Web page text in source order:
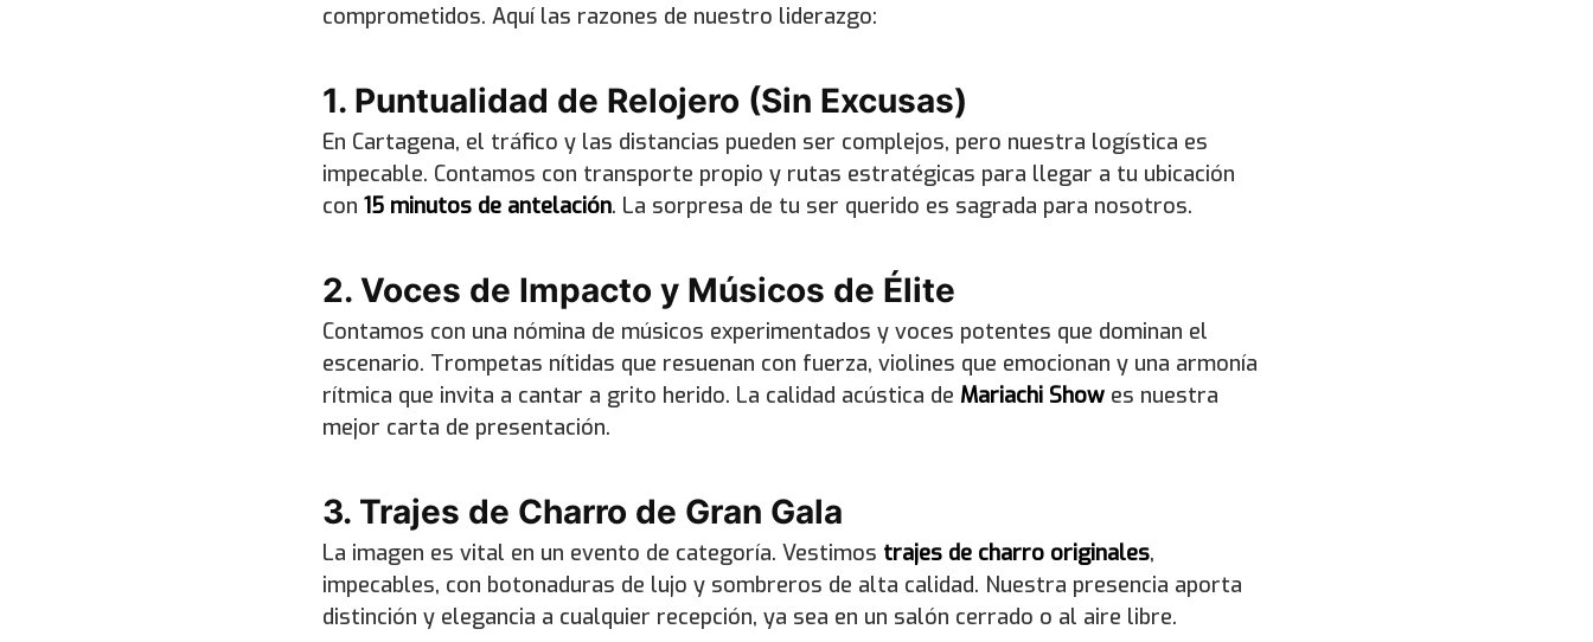
comprometidos. Aquí las razones de nuestro liderazgo:
1. Puntualidad de Relojero (Sin Excusas)
En Cartagena, el tráfico y las distancias pueden ser complejos, pero nuestra logística es
impecable. Contamos con transporte propio y rutas estratégicas para llegar a tu ubicación
con 15 minutos de antelación. La sorpresa de tu ser querido es sagrada para nosotros.
2. Voces de Impacto y Músicos de Élite
Contamos con una nómina de músicos experimentados y voces potentes que dominan el
escenario. Trompetas nítidas que resuenan con fuerza, violines que emocionan y una armonía
rítmica que invita a cantar a grito herido. La calidad acústica de Mariachi Show es nuestra
mejor carta de presentación.
3. Trajes de Charro de Gran Gala
La imagen es vital en un evento de categoría. Vestimos trajes de charro originales,
impecables, con botonaduras de lujo y sombreros de alta calidad. Nuestra presencia aporta
distinción y elegancia a cualquier recepción, ya sea en un salón cerrado o al aire libre.